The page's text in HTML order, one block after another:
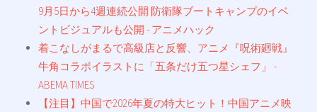
9月5日から4週連続公開 防衛隊ブートキャンプのイベ
ントビジュアルも公開 - アニメハック
着こなしがまるで高級店と反響、アニメ『呪術廻戦』
牛角コラボイラストに「五条だけ五つ星シェフ」 -
ABEMA TIMES
【注目】中国で2026年夏の特大ヒット！中国アニメ映